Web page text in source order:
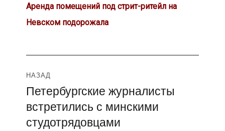
Аренда помещений под стрит-ритейл на
Невском подорожала
Навигация
по
записям
НАЗАД
Предыдущая
запись:
Петербургские журналисты
встретились с минскими
студотрядовцами